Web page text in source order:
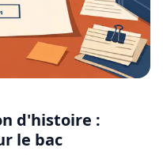
d'histoire :
le bac